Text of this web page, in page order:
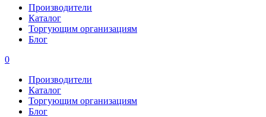
Производители
Каталог
Торгующим организациям
Блог
0
Производители
Каталог
Торгующим организациям
Блог